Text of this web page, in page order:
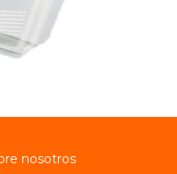
nosotros